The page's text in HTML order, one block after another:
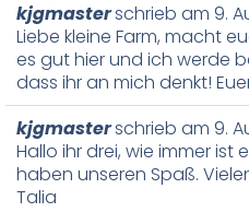
kjgmasterschrieb am 9.
Liebe kleine Farm, macht
es gut hier und ich werde
dass ihr an mich denkt!
kjgmasterschrieb am 9.
Hallo ihr drei, wie immer ist
haben unseren Spaß.
Talia